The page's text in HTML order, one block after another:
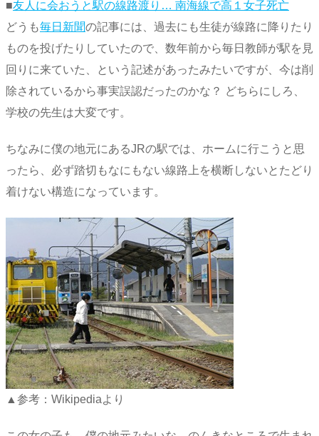
■友人に会おうと駅の線路渡り… 南海線で高１女子死亡
どうも毎日新聞の記事には、過去にも生徒が線路に降りたり
ものを投げたりしていたので、数年前から毎日教師が駅を見
回りに来ていた、という記述があったみたいですが、今は削
除されているから事実誤認だったのかな？ どちらにしろ、
学校の先生は大変です。
ちなみに僕の地元にあるJRの駅では、ホームに行こうと思
ったら、必ず踏切もなにもない線路上を横断しないとたどり
着けない構造になっています。
▲参考：Wikipediaより